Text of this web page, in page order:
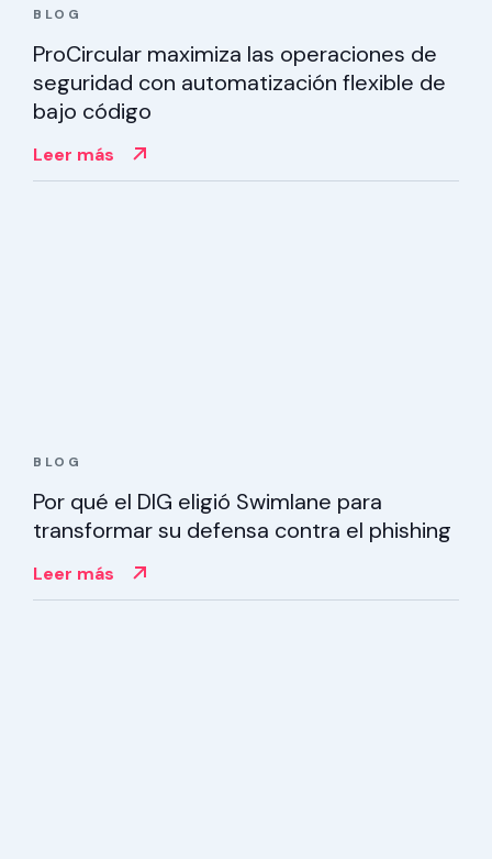
BLOG
ProCircular maximiza las operaciones de
seguridad con automatización flexible de
bajo código
Leer más
BLOG
Por qué el DIG eligió Swimlane para
transformar su defensa contra el phishing
Leer más